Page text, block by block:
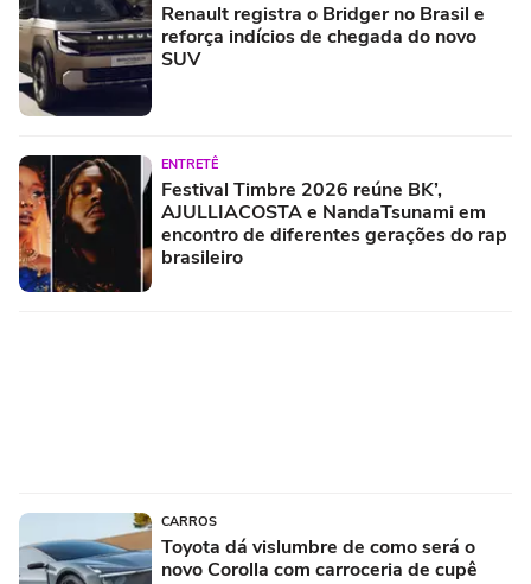
Renault registra o Bridger no Brasil e
reforça indícios de chegada do novo
SUV
ENTRETÊ
Festival Timbre 2026 reúne BK’,
AJULLIACOSTA e NandaTsunami em
encontro de diferentes gerações do rap
brasileiro
CARROS
Toyota dá vislumbre de como será o
novo Corolla com carroceria de cupê